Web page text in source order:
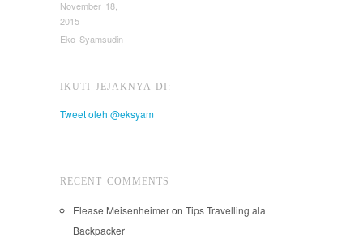
November 18,
2015
Eko Syamsudin
IKUTI JEJAKNYA DI:
Tweet oleh @eksyam
RECENT COMMENTS
Elease Meisenheimeron Tips Travelling ala
Backpacker